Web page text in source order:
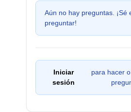
Aún no hay preguntas. ¡Sé
preguntar!
Iniciar
sesión
para hacer